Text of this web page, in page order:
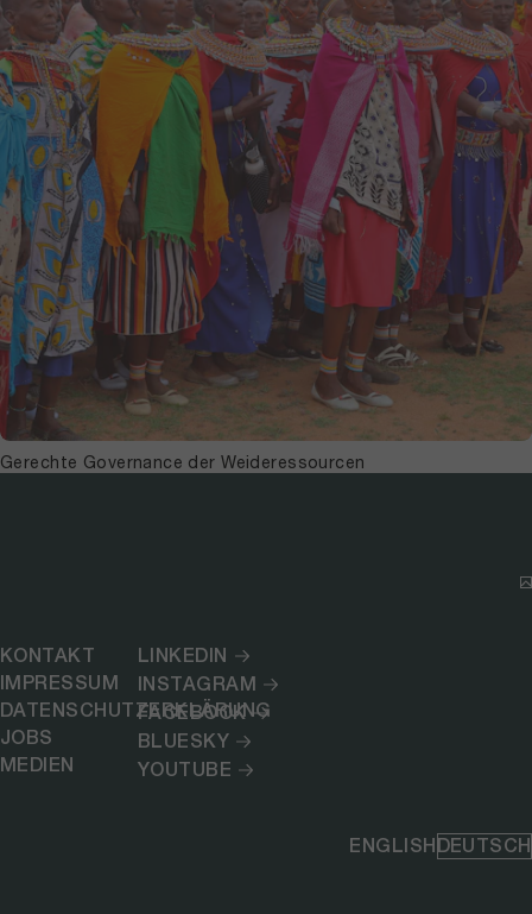
Gerechte Governance der Weideressourcen
KONTAKT
IMPRESSUM
DATENSCHUTZERKLÄRUNG
JOBS
MEDIEN
LINKEDIN
INSTAGRAM
FACEBOOK
BLUESKY
YOUTUBE
ENGLISHDEUTSCH